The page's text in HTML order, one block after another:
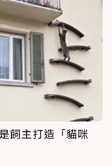
飼主打造「貓咪